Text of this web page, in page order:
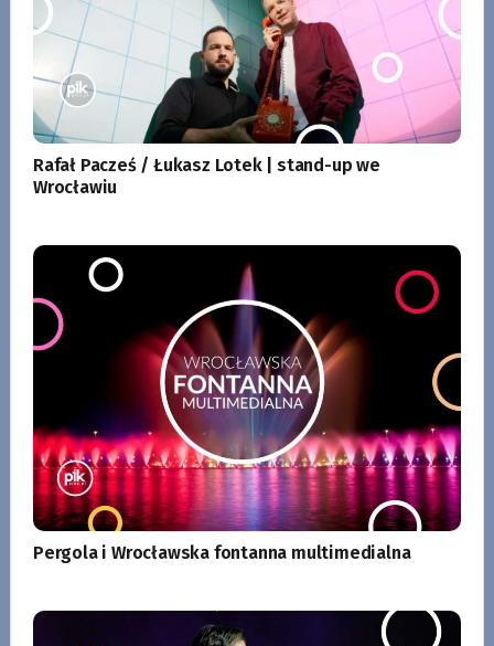
Rafał Pacześ / Łukasz Lotek | stand-up we
Wrocławiu
Pergola i Wrocławska fontanna multimedialna